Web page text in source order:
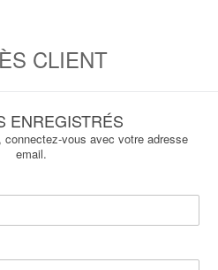
CLIENT
ENREGISTRÉS
vous avec votre adresse
email.